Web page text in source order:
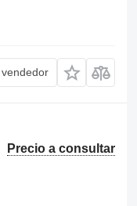
Precio a consultar